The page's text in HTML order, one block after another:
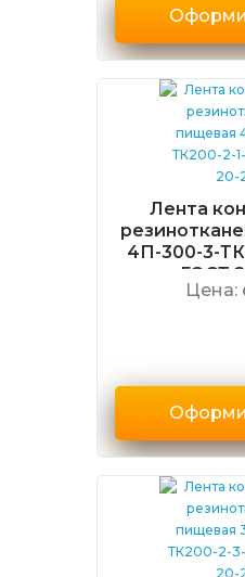
Лента
4П-300-3-
ГОСТ
Цена: